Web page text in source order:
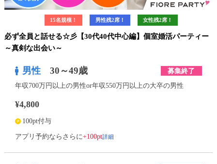
15名規模！ 男性残2席！ 女性残2席！
必ず全員と話せる☆彡【30代40代中心編】個室婚活パーティー
～真剣な出会い～
男性 30～49歳 募集終了
年収700万円以上の男性or年収550万円以上の大卒の男性
¥4,800
100pt付与
アプリ予約ならさらに+100pt詳細